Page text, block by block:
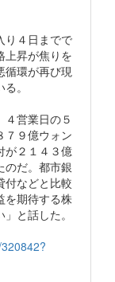
り４日までで
上昇が焦りを
循環が再び現
。
営業日の５
７９億ウォン
が２１４３億
のだ。都市銀
付などと比較
を期待する株
と話した。